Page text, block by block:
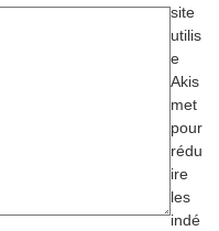
site
utilis
e
Akis
met
pour
rédu
ire
les
indé